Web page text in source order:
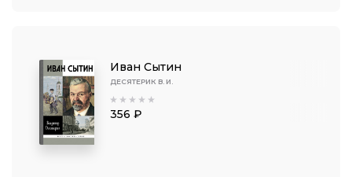
Иван Сытин
ДЕСЯТЕРИК В. И.
356 ₽